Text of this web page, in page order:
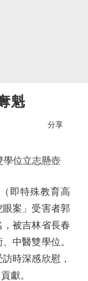
魁
分享
位立志懸壺
即特殊教育高
案」受害者郭
被吉林省長春
中醫雙學位。
時深感欣慰，
獻。